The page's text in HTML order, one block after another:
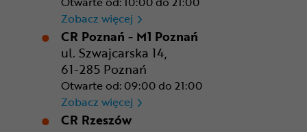
Zobacz więcej CR Kraków - Solvay Park
CR Poznań - M1 Poznań
ul. Szwajcarska 14,
61-285 Poznań
Otwarte od: 09:00 do 21:00
Zobacz więcej CR Poznań - M1 Poznań
CR Rzeszów